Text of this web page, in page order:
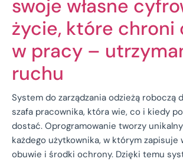
swoje własne
życie, które chroni
w pracy –
ruchu
System do zarządzania odzieżą roboczą
szafa pracownika, która wie, co i kiedy
dostać. Oprogramowanie tworzy
każdego użytkownika, w którym zapisuje
obuwie i środki ochrony. Dzięki temu